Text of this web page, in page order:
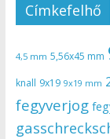
Címkefelhő
4,5 mm 5,56x45 mm
knall 9x19 9x19 mm
fegyverjog